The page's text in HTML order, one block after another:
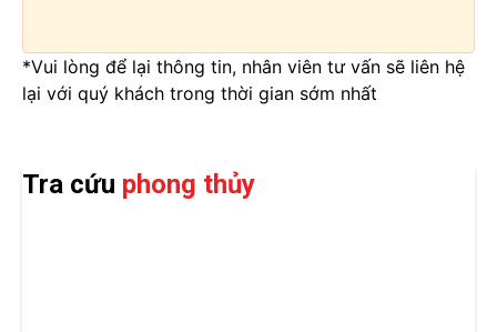
*Vui lòng để lại thông tin, nhân viên tư vấn sẽ liên hệ
lại với quý khách trong thời gian sớm nhất
Tra cứu phong thủy